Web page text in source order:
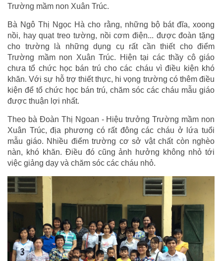
Trường mầm non Xuân Trúc.
Bà Ngô Thị Ngọc Hà cho rằng, những bộ bát đĩa, xoong
nồi, hay quạt treo tường, nồi cơm điện... được đoàn tặng
cho trường là những dụng cụ rất cần thiết cho điểm
Trường mầm non Xuân Trúc. Hiện tại các thầy cô giáo
chưa tổ chức học bán trú cho các cháu vì điều kiện khó
khăn. Với sự hỗ trợ thiết thực, hi vọng trường có thêm điều
kiện để tổ chức học bán trú, chăm sóc các cháu mẫu giáo
được thuận lợi nhất.
Theo bà Đoàn Thị Ngoan - Hiệu trưởng Trường mầm non
Xuân Trúc, địa phương có rất đông các cháu ở lứa tuổi
mẫu giáo. Nhiều điểm trường cơ sở vật chất còn nghèo
nàn, khó khăn. Điều đó cũng ảnh hưởng không nhỏ tới
việc giảng dạy và chăm sóc các cháu nhỏ.